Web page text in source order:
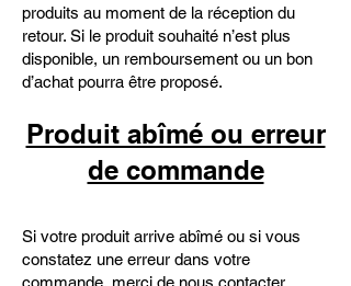
produits au moment de la réception du
retour. Si le produit souhaité n’est plus
disponible, un remboursement ou un bon
d’achat pourra être proposé.
Produit abîmé ou erreur
de commande
Si votre produit arrive abîmé ou si vous
constatez une erreur dans votre
commande, merci de nous contacter